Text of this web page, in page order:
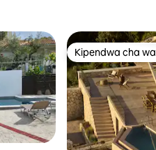
Kipendwa cha
Kipendwa cha